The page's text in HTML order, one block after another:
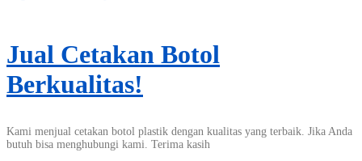
Jual Cetakan Botol
Berkualitas!
Kami menjual cetakan botol plastik dengan kualitas yang terbaik. Jika Anda
butuh bisa menghubungi kami. Terima kasih